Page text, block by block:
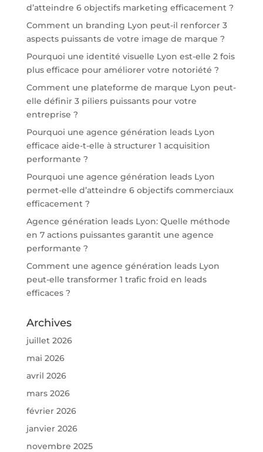
d’atteindre 6 objectifs marketing efficacement ?
Comment un branding Lyon peut-il renforcer 3
aspects puissants de votre image de marque ?
Pourquoi une identité visuelle Lyon est-elle 2 fois
plus efficace pour améliorer votre notoriété ?
Comment une plateforme de marque Lyon peut-
elle définir 3 piliers puissants pour votre
entreprise ?
Pourquoi une agence génération leads Lyon
efficace aide-t-elle à structurer 1 acquisition
performante ?
Pourquoi une agence génération leads Lyon
permet-elle d’atteindre 6 objectifs commerciaux
efficacement ?
Agence génération leads Lyon: Quelle méthode
en 7 actions puissantes garantit une agence
performante ?
Comment une agence génération leads Lyon
peut-elle transformer 1 trafic froid en leads
efficaces ?
Archives
juillet 2026
mai 2026
avril 2026
mars 2026
février 2026
janvier 2026
novembre 2025